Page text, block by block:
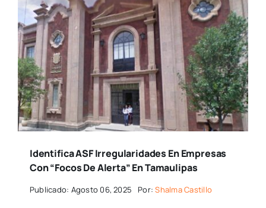
Identifica ASF Irregularidades En Empresas
Con “focos De Alerta” En Tamaulipas
Publicado: Agosto 06, 2025 Por:Shalma Castillo